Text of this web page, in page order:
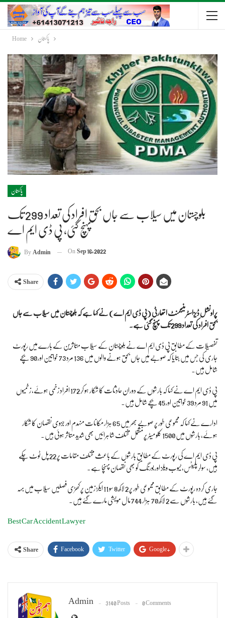
Home پاکستان
پاکستان
بلوچستان میں سیلاب سے جاں بحق افراد کی تعداد 299 تک
پہنچ گئی، پی ڈی ایم اے
ByAdmin OnSep 16, 2022
Share
پراونشل ڈیزاسٹر منیجمنٹ اتھارٹی (پی ڈی ایم اے) نےکہا ہے کہبلوچستان میں سیلاب سے جاں
بحق افراد کی تعداد 299 تک پہنچ گئی ہے۔
تفصیلات کے مطابق پی ڈی ایم اے نے بلوچستان کے سیلاب متاثرین کے بارے میں رپورٹ
جاری کی جس میں بتایا کہ صوبے میں جاں بحق ہونے والوں میں 136 مرد 73 خواتین اور 90 بچے
شامل ہیں۔
پی ڈی ایم اے نے کہا کہ بارشوں کے دوران حادثات کا شکار ہو کر 172 افراد زخمی ہوئے، زخمیوں
میں 91 مرد 39 خواتین اور 45 بچے شامل ہیں۔
ادارے نے کہا کہ مجموعی طور پر صوبے بھر میں 65 ہزار مکانات منہدم اور جزوی نقصان کا شکار
ہوئے، بارشوں میں 1500 کلو میٹر پر مشتمل مختلف شاہرائیں بھی شدید متاثر ہوئی ہیں۔
پی ڈی ایم اے کی رپورٹ کے مطابق بارشوں کے باعث مختلف مقامات پر 22 پل ٹوٹ چکے
ہیں، سولر پلیٹس، ٹیوب ویلز اور بورنگ کو بھی نقصان پہنچا ہے۔
جاری کردہ رپورٹ کے مطابق مجموعی طور پر 2 لاکھ 8 سو 11 ایکڑ زمین پر کھڑی فصلیں سیلاب میں بہہ
گئے ہیں، بارشوں سے 2 لاکھ 70 ہزار 744 مال مویشی مارے گئے ہیں۔
Best Car Accident Lawyer
Share Facebook Twitter Google+
Admin 3140 Posts 0 Comments